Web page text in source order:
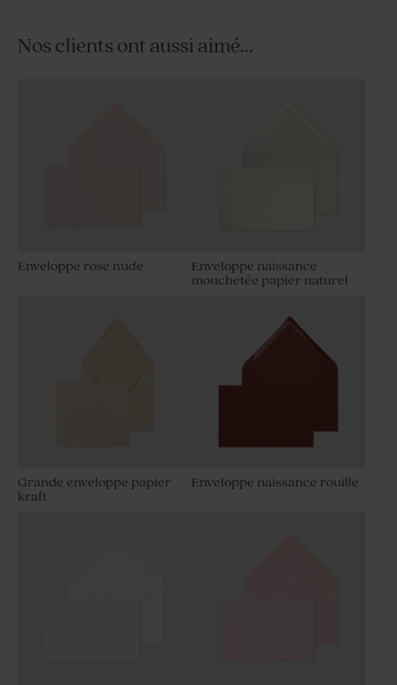
Nos clients ont aussi aimé...
Enveloppe rose nude
Enveloppe naissance
mouchetée papier naturel
Grande enveloppe papier
kraft
Enveloppe naissance rouille